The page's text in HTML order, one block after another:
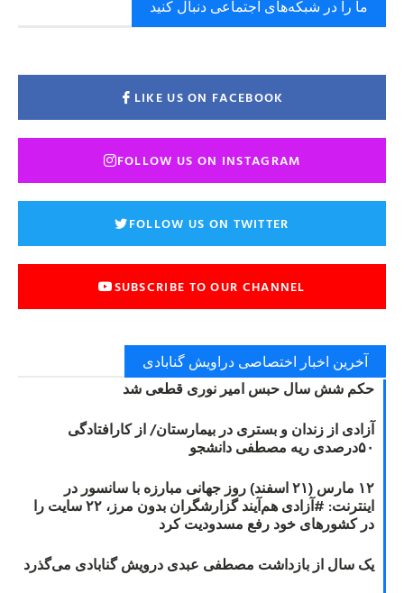
ما را در شبکه‌های اجتماعی دنبال کنید
LIKE US ON FACEBOOK
FOLLOW US ON INSTAGRAM
FOLLOW US ON TWITTER
SUBSCRIBE TO OUR CHANNEL
آخرین اخبار اختصاصی دراویش گنابادی
حکم شش سال حبس امیر نوری قطعی شد
آزادی از زندان و بستری در بیمارستان/ از کارافتادگی
۵۰درصدی ریه مصطفی دانشجو
۱۲ مارس (۲۱ اسفند) روز جهانی مبارزه با سانسور در
اینترنت: #آزادی هم‌آیند گزارشگران‌ بدون مرز، ۲۲ سایت را
در کشورهای خود رفع مسدودیت کرد
یک سال از بازداشت مصطفی عبدی درویش گنابادی می‌گذرد